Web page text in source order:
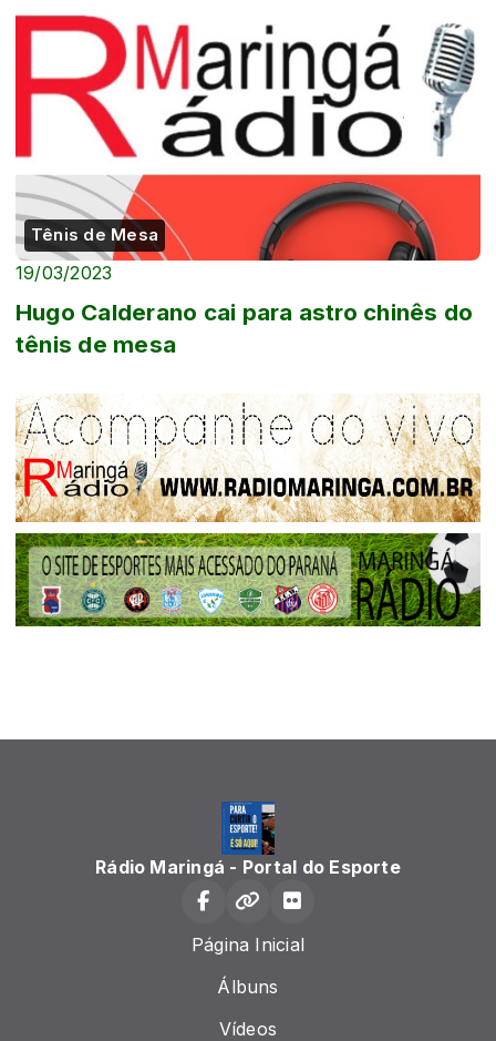
Tênis de Mesa
19/03/2023
Hugo Calderano cai para astro chinês do
tênis de mesa
Rádio Maringá - Portal do Esporte
Página Inicial
Álbuns
Vídeos